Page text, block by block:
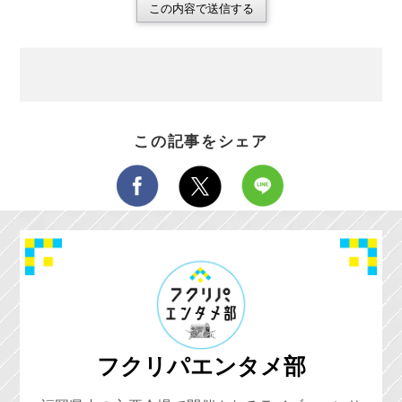
この内容で送信する
この記事をシェア
フクリパエンタメ部